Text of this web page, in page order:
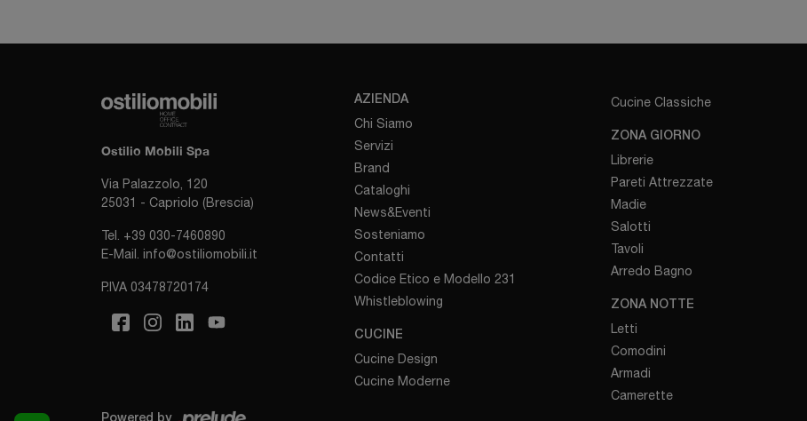
Ostilio Mobili Spa
Via Palazzolo, 120
25031 - Capriolo (Brescia)
Tel. +39 030-7460890
E-Mail. info@ostiliomobili.it
P.IVA 03478720174
AZIENDA
Chi Siamo
Servizi
Brand
Cataloghi
News&Eventi
Sosteniamo
Contatti
Codice Etico e Modello 231
Whistleblowing
CUCINE
Cucine Design
Cucine Moderne
Cucine Classiche
ZONA GIORNO
Librerie
Pareti Attrezzate
Madie
Salotti
Tavoli
Arredo Bagno
ZONA NOTTE
Letti
Comodini
Armadi
Camerette